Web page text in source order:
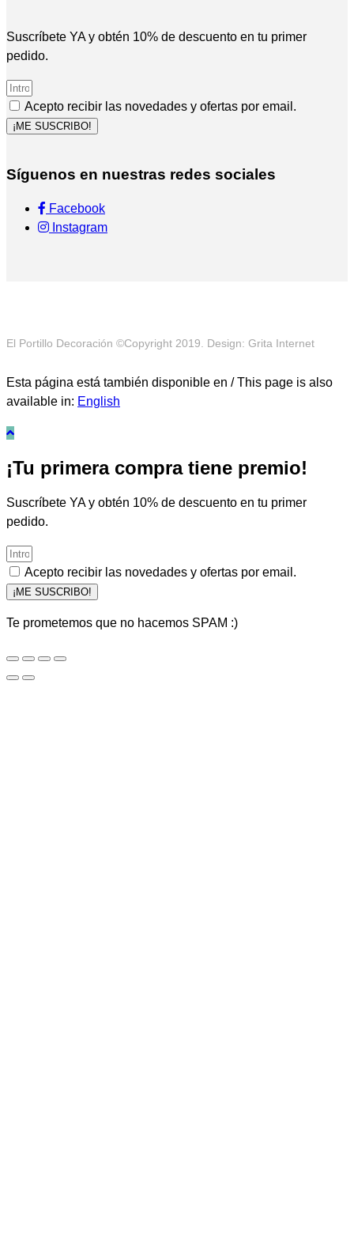
Suscríbete YA y obtén 10% de descuento en tu primer
pedido.
Acepto recibir las novedades y ofertas por email.
¡ME SUSCRIBO!
Síguenos en nuestras redes sociales
Facebook
Instagram
El Portillo Decoración ©Copyright 2019. Design: Grita Internet
Esta página está también disponible en / This page is also
available in: English
¡Tu primera compra tiene premio!
Suscríbete YA y obtén 10% de descuento en tu primer
pedido.
Acepto recibir las novedades y ofertas por email.
¡ME SUSCRIBO!
Te prometemos que no hacemos SPAM :)